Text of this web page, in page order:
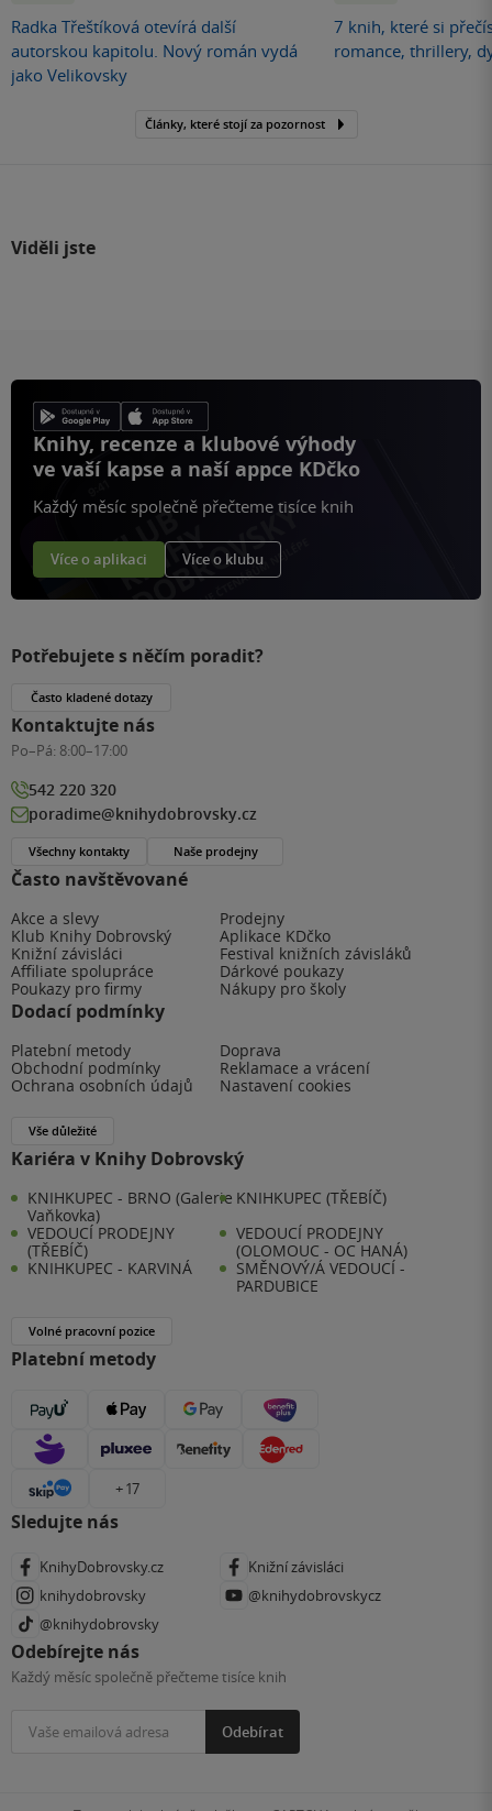
Radka Třeštíková otevírá další
autorskou kapitolu. Nový román vydá
jako Velikovsky
7 knih, které si
romance, thrillery,
Články, které stojí za pozornost
Viděli jste
Knihy, recenze a klubové výhody
ve vaší kapse a naší appce KDčko
Každý měsíc společně přečteme tisíce knih
Více o aplikaci Více o klubu
Často navštěvované
Akce a slevy
Prodejny
Klub Knihy Dobrovský
Aplikace KDčko
Knižní závisláci
Festival knižních závisláků
Affiliate spolupráce
Dárkové poukazy
Poukazy pro firmy
Nákupy pro školy
Dodací podmínky
Platební metody
Doprava
Obchodní podmínky
Reklamace a vrácení
Ochrana osobních údajů
Nastavení cookies
Vše důležité
Kariéra v Knihy Dobrovský
KNIHKUPEC - BRNO (Galerie
Vaňkovka)
KNIHKUPEC (TŘEBÍČ)
VEDOUCÍ PRODEJNY
(TŘEBÍČ)
VEDOUCÍ PRODEJNY
(OLOMOUC - OC HANÁ)
KNIHKUPEC - KARVINÁ
SMĚNOVÝ/Á VEDOUCÍ -
PARDUBICE
Volné pracovní pozice
Platební metody
+ 17
Sledujte nás
KnihyDobrovsky.cz
Knižní závisláci
knihydobrovsky
@knihydobrovskycz
@knihydobrovsky
Odebírejte nás
Každý měsíc společně přečteme tisíce knih
Odebírat
Potřebujete s něčím poradit?
Často kladené dotazy
Kontaktujte nás
Po–Pá: 8:00–17:00
542 220 320
poradime@knihydobrovsky.cz
Všechny kontakty Naše prodejny